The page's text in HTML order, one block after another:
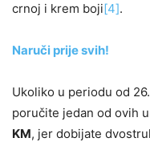
crnoj i krem boji[4].
Naruči prije svih!
Ukoliko u periodu od
poručite jedan od ovih
KM, jer dobijate